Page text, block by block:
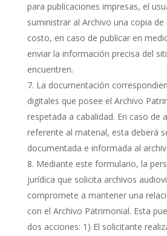
para publicaciones impresas, el
suministrar al Archivo una copia de
costo, en caso de publicar en
enviar la información precisa del
encuentren.
La documentación
digitales que posee el Archivo
respetada a cabalidad. En caso de
referente al material, esta deberá
documentada e informada al
Mediante este formulario, la
jurídica que solicita archivos
compromete a mantener una
con el Archivo Patrimonial. Esta
dos acciones: 1) El solicitante